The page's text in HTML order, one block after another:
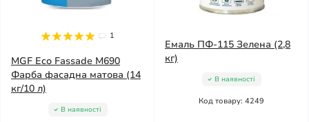
1
MGF Eco Fassade M690
Фарба фасадна матова (14
кг/10 л)
В наявності
Емаль ПФ-115 Зелена (2,8
кг)
В наявності
Код товару: 4249